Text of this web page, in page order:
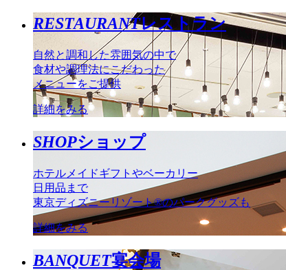
RESTAURANTレストラン
自然と調和した雰囲気の中で
食材や調理法にこだわった
メニューをご提供
詳細をみる
SHOPショップ
ホテルメイドギフトやベーカリー
日用品まで
東京ディズニーリゾート®のパークグッズも
詳細をみる
BANQUET宴会場